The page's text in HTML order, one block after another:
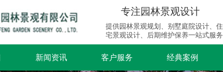
专注园林景观设计
提供园林景观规划、别墅庭院设计、住
宅景观设计、后期维护保养一站式服务
新闻资讯 客户服务 经典案例